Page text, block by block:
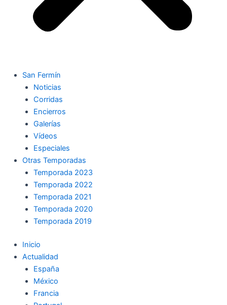
San Fermín
Noticias
Corridas
Encierros
Galerías
Vídeos
Especiales
Otras Temporadas
Temporada 2023
Temporada 2022
Temporada 2021
Temporada 2020
Temporada 2019
Inicio
Actualidad
España
México
Francia